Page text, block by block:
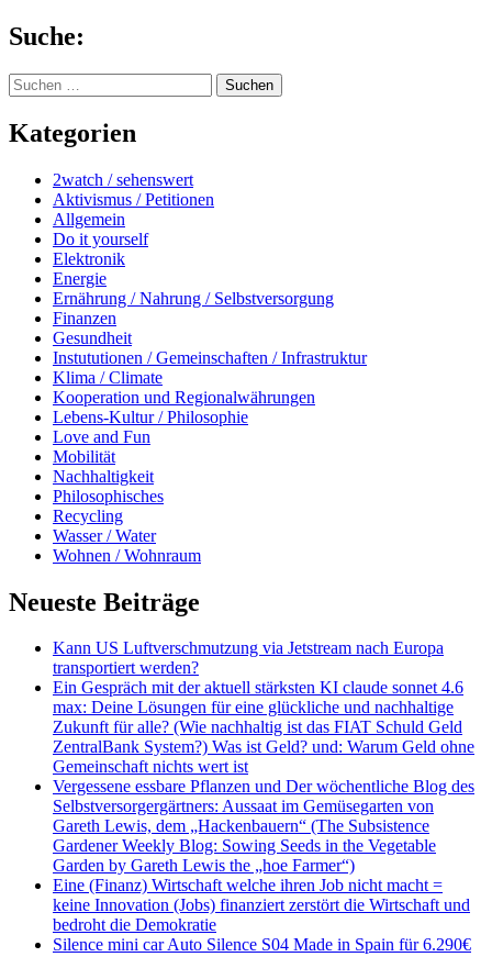
Springe
zum
Inhalt
Suche:
Suchen
nach:
Kategorien
2watch / sehenswert
Aktivismus / Petitionen
Allgemein
Do it yourself
Elektronik
Energie
Ernährung / Nahrung / Selbstversorgung
Finanzen
Gesundheit
Instututionen / Gemeinschaften / Infrastruktur
Klima / Climate
Kooperation und Regionalwährungen
Lebens-Kultur / Philosophie
Love and Fun
Mobilität
Nachhaltigkeit
Philosophisches
Recycling
Wasser / Water
Wohnen / Wohnraum
Neueste Beiträge
Kann US Luftverschmutzung via Jetstream nach Europa
transportiert werden?
Ein Gespräch mit der aktuell stärksten KI claude sonnet 4.6
max: Deine Lösungen für eine glückliche und nachhaltige
Zukunft für alle? (Wie nachhaltig ist das FIAT Schuld Geld
ZentralBank System?) Was ist Geld? und: Warum Geld ohne
Gemeinschaft nichts wert ist
Vergessene essbare Pflanzen und Der wöchentliche Blog des
Selbstversorgergärtners: Aussaat im Gemüsegarten von
Gareth Lewis, dem „Hackenbauern“ (The Subsistence
Gardener Weekly Blog: Sowing Seeds in the Vegetable
Garden by Gareth Lewis the „hoe Farmer“)
Eine (Finanz) Wirtschaft welche ihren Job nicht macht =
keine Innovation (Jobs) finanziert zerstört die Wirtschaft und
bedroht die Demokratie
Silence mini car Auto Silence S04 Made in Spain für 6.290€